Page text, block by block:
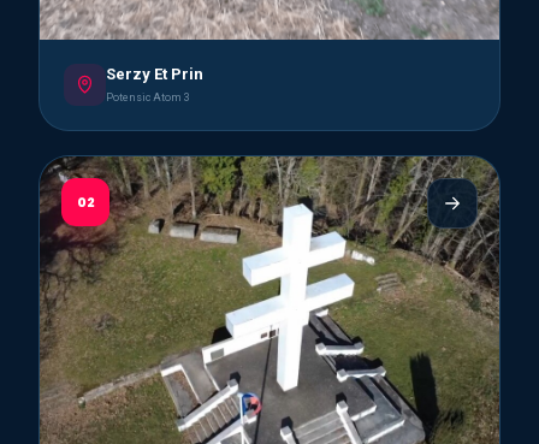
Serzy Et Prin
Potensic Atom 3
02